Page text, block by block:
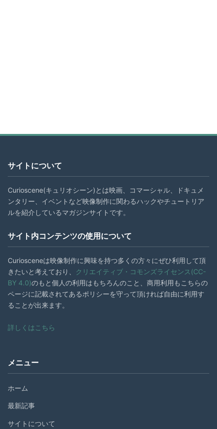
サイトについて
Curioscene(キュリオシーン)とは映画、コマーシャル、ドキュメ
ンタリー、イベントなど映像制作に関わるハックやチュートリア
ルを紹介しているマガジンサイトです。
サイト内コンテンツの使用について
Curiosceneは映像制作に興味を持つ多くの方々にぜひ利用して頂
きたいと考えており、
クリエイティブ・コモンズライセンス(CC-
BY 4.0)のもと個人の利用はもちろんのこと、商用利用もこちらの
ページに記載されてあるポリシーを守って頂ければ自由に利用す
ることが出来ます。
詳しくはこちら
メニュー
ホーム
最新記事
サイトについて